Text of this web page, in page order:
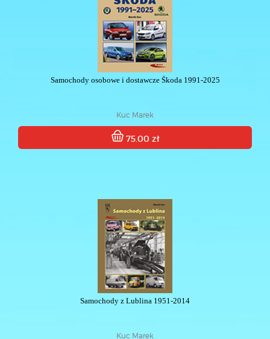
Samochody osobowe i dostawcze Škoda 1991-2025
Kuc Marek
75.00 zł
Samochody z Lublina 1951-2014
Kuc Marek